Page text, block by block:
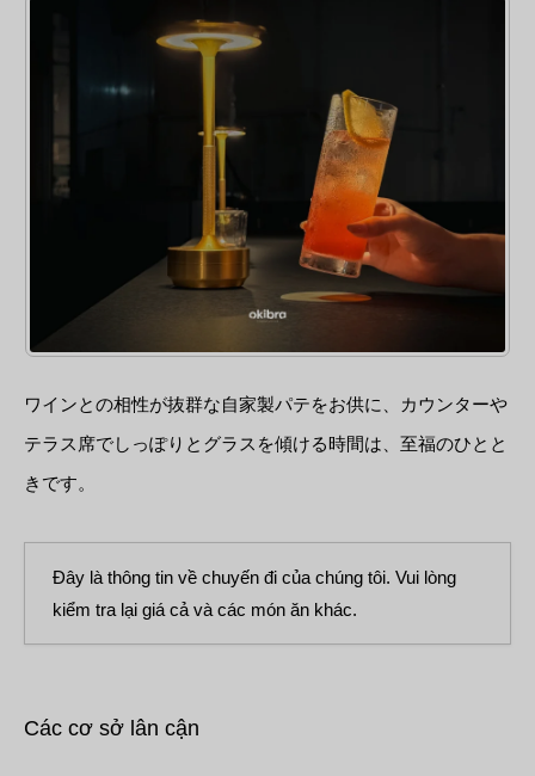
ワインとの相性が抜群な自家製パテをお供に、カウンターや
テラス席でしっぽりとグラスを傾ける時間は、至福のひとと
きです。
Đây là thông tin về chuyến đi của chúng tôi. Vui lòng
kiểm tra lại giá cả và các món ăn khác.
Các cơ sở lân cận